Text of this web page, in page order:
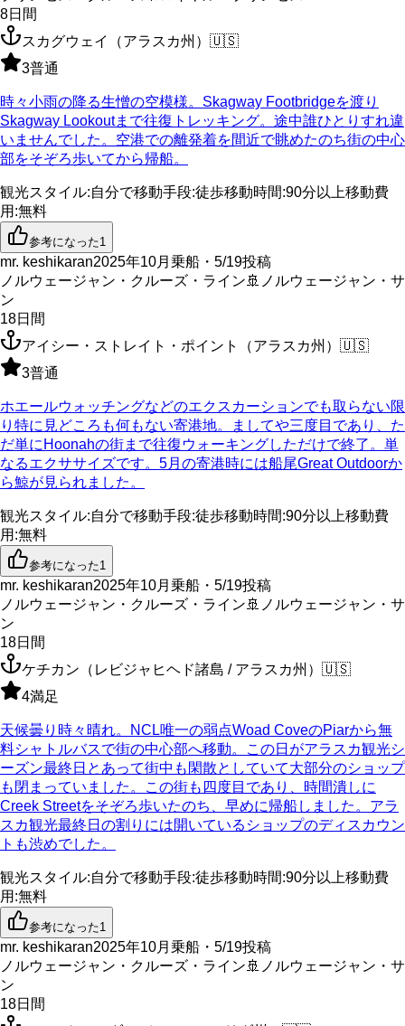
8日間
スカグウェイ（アラスカ州） 🇺🇸
3普通
時々小雨の降る生憎の空模様。Skagway Footbridgeを渡り
Skagway Lookoutまで往復トレッキング。途中誰ひとりすれ違
いませんでした。空港での離発着を間近で眺めたのち街の中心
部をそぞろ歩いてから帰船。
観光スタイル:自分で移動手段:徒歩移動時間:90分以上移動費
用 :無料
参考になった1
mr. keshikaran2025年10月乗船・5/19投稿
ノルウェージャン・クルーズ・ライン 🚢 ノルウェージャン・サ
ン
18日間
アイシー・ストレイト・ポイント（アラスカ州） 🇺🇸
3普通
ホエールウォッチングなどのエクスカーションでも取らない限
り特に見どころも何もない寄港地。ましてや三度目であり、た
だ単にHoonahの街まで往復ウォーキングしただけで終了。単
なるエクササイズです。5月の寄港時には船尾Great Outdoorか
ら鯨が見られました。
観光スタイル:自分で移動手段:徒歩移動時間:90分以上移動費
用 :無料
参考になった1
mr. keshikaran2025年10月乗船・5/19投稿
ノルウェージャン・クルーズ・ライン 🚢 ノルウェージャン・サ
ン
18日間
ケチカン（レビジャヒヘド諸島 / アラスカ州） 🇺🇸
4満足
天候曇り時々晴れ。NCL唯一の弱点Woad CoveのPiarから無
料シャトルバスで街の中心部へ移動。この日がアラスカ観光シ
ーズン最終日とあって街中も閑散としていて大部分のショップ
も閉まっていました。この街も四度目であり、時間潰しに
Creek Streetをそぞろ歩いたのち、早めに帰船しました。アラ
スカ観光最終日の割りには開いているショップのディスカウン
トも渋めでした。
観光スタイル:自分で移動手段:徒歩移動時間:90分以上移動費
用 :無料
参考になった1
mr. keshikaran2025年10月乗船・5/19投稿
ノルウェージャン・クルーズ・ライン 🚢 ノルウェージャン・サ
ン
18日間